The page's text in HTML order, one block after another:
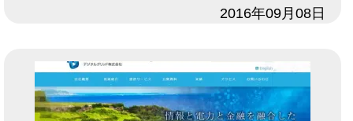
2016年09月08日